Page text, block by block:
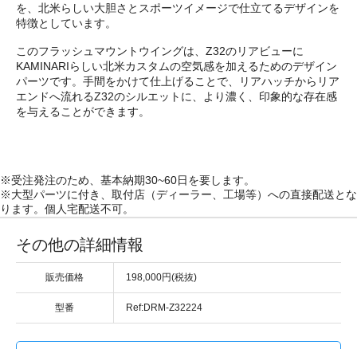
を、北米らしい大胆さとスポーツイメージで仕立てるデザインを
特徴としています。
このフラッシュマウントウイングは、Z32のリアビューに
KAMINARIらしい北米カスタムの空気感を加えるためのデザイン
パーツです。手間をかけて仕上げることで、リアハッチからリア
エンドへ流れるZ32のシルエットに、より濃く、印象的な存在感
を与えることができます。
※受注発注のため、基本納期30~60日を要します。
※大型パーツに付き、取付店（ディーラー、工場等）への直接配送とな
ります。個人宅配送不可。
その他の詳細情報
販売価格 198,000円(税抜)
型番 Ref:DRM-Z32224